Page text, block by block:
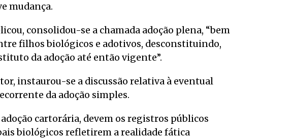
mudança.
consolidou-se a chamada adoção plena, “bem
filhos biológicos e adotivos, desconstituindo,
da adoção até então vigente”.
instaurou-se a discussão relativa à eventual
da adoção simples.
cartorária, devem os registros públicos
biológicos refletirem a realidade fática